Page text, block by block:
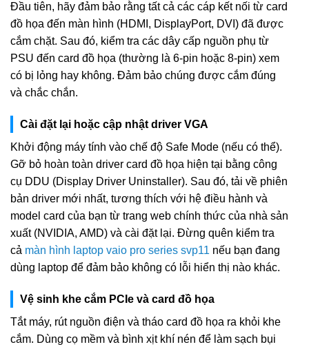
Đầu tiên, hãy đảm bảo rằng tất cả các cáp kết nối từ card
đồ họa đến màn hình (HDMI, DisplayPort, DVI) đã được
cắm chặt. Sau đó, kiểm tra các dây cấp nguồn phụ từ
PSU đến card đồ họa (thường là 6-pin hoặc 8-pin) xem
có bị lỏng hay không. Đảm bảo chúng được cắm đúng
và chắc chắn.
Cài đặt lại hoặc cập nhật driver VGA
Khởi động máy tính vào chế độ Safe Mode (nếu có thể).
Gỡ bỏ hoàn toàn driver card đồ họa hiện tại bằng công
cụ DDU (Display Driver Uninstaller). Sau đó, tải về phiên
bản driver mới nhất, tương thích với hệ điều hành và
model card của bạn từ trang web chính thức của nhà sản
xuất (NVIDIA, AMD) và cài đặt lại. Đừng quên kiểm tra
cả màn hình laptop vaio pro series svp11 nếu bạn đang
dùng laptop để đảm bảo không có lỗi hiển thị nào khác.
Vệ sinh khe cắm PCIe và card đồ họa
Tắt máy, rút nguồn điện và tháo card đồ họa ra khỏi khe
cắm. Dùng cọ mềm và bình xịt khí nén để làm sạch bụi